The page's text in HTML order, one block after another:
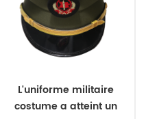
L'uniforme militaire
costume a atteint un